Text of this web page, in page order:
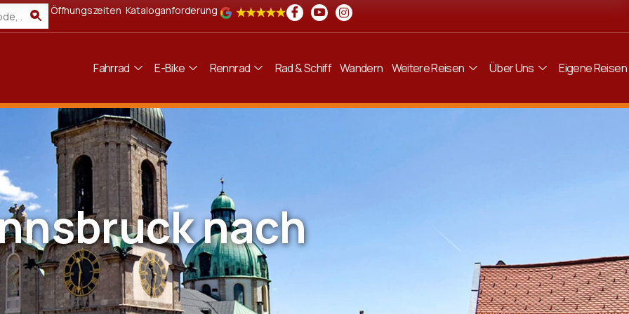
Öffnungszeiten Kataloganforderung
Fahrrad E-Bike Rennrad Rad & Schiff Wandern Weitere Reisen Über Uns Eigene Reisen
nach